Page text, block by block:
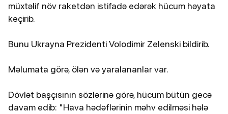
müxtəlif növ raketdən istifadə edərək hücum həyata
keçirib.
Bunu Ukrayna Prezidenti Volodimir Zelenski bildirib.
Məlumata görə, ölən və yaralananlar var.
Dövlət başçısının sözlərinə görə, hücum bütün gecə
davam edib: "Hava hədəflərinin məhv edilməsi hələ